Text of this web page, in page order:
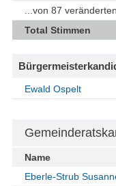
...von 87
Total Stimmen
Ewald Ospelt
Name
Eberle-Strub